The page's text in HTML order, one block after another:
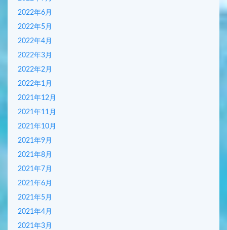
2022年6月
2022年5月
2022年4月
2022年3月
2022年2月
2022年1月
2021年12月
2021年11月
2021年10月
2021年9月
2021年8月
2021年7月
2021年6月
2021年5月
2021年4月
2021年3月